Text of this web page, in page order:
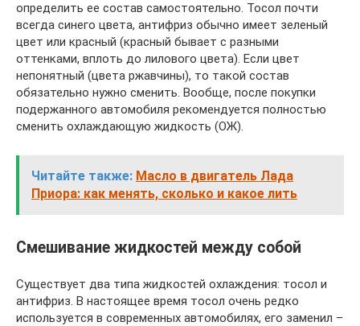
определить ее состав самостоятельно. Тосол почти
всегда синего цвета, антифриз обычно имеет зеленый
цвет или красный (красный бывает с разными
оттенками, вплоть до лилового цвета). Если цвет
непонятный (цвета ржавчины), то такой состав
обязательно нужно сменить. Вообще, после покупки
подержанного автомобиля рекомендуется полностью
сменить охлаждающую жидкость (ОЖ).
Читайте также: Масло в двигатель Лада
Приора: как менять, сколько и какое лить
Смешивание жидкостей между собой
Существует два типа жидкостей охлаждения: тосол и
антифриз. В настоящее время тосол очень редко
используется в современных автомобилях, его заменил –